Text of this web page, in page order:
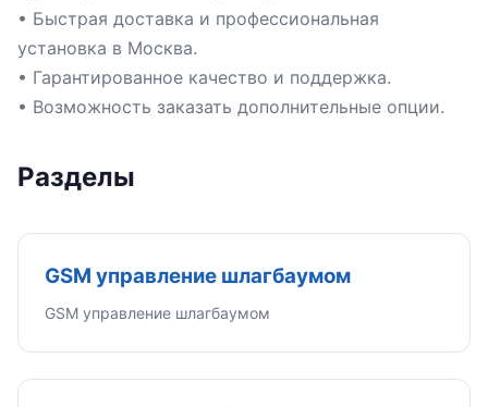
• Быстрая доставка и профессиональная
установка в Москва.
• Гарантированное качество и поддержка.
• Возможность заказать дополнительные опции.
Разделы
GSM управление шлагбаумом
GSM управление шлагбаумом